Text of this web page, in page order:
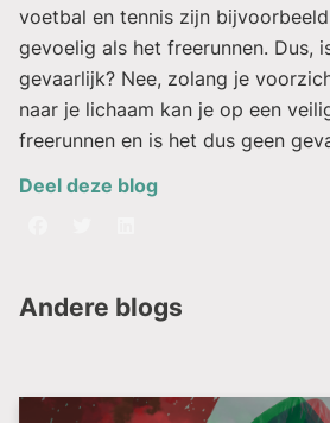
voetbal en tennis zijn
gevoelig als het freerunnen. Dus,
gevaarlijk? Nee, zolang je
naar je lichaam kan je op een
freerunnen en is het dus geen
Deel deze blog
Andere blogs